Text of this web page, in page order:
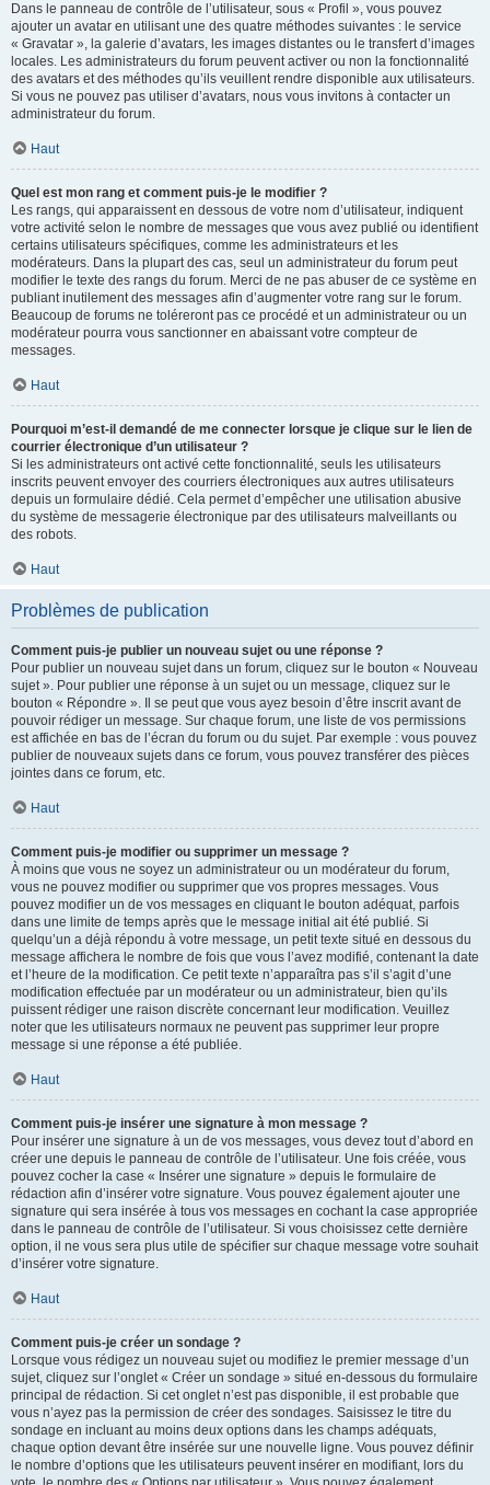
Dans le panneau de contrôle de l’utilisateur, sous « Profil », vous pouvez
ajouter un avatar en utilisant une des quatre méthodes suivantes : le service
« Gravatar », la galerie d’avatars, les images distantes ou le transfert d’images
locales. Les administrateurs du forum peuvent activer ou non la fonctionnalité
des avatars et des méthodes qu’ils veuillent rendre disponible aux utilisateurs.
Si vous ne pouvez pas utiliser d’avatars, nous vous invitons à contacter un
administrateur du forum.
Haut
Quel est mon rang et comment puis-je le modifier ?
Les rangs, qui apparaissent en dessous de votre nom d’utilisateur, indiquent
votre activité selon le nombre de messages que vous avez publié ou identifient
certains utilisateurs spécifiques, comme les administrateurs et les
modérateurs. Dans la plupart des cas, seul un administrateur du forum peut
modifier le texte des rangs du forum. Merci de ne pas abuser de ce système en
publiant inutilement des messages afin d’augmenter votre rang sur le forum.
Beaucoup de forums ne toléreront pas ce procédé et un administrateur ou un
modérateur pourra vous sanctionner en abaissant votre compteur de
messages.
Haut
Pourquoi m’est-il demandé de me connecter lorsque je clique sur le lien de
courrier électronique d’un utilisateur ?
Si les administrateurs ont activé cette fonctionnalité, seuls les utilisateurs
inscrits peuvent envoyer des courriers électroniques aux autres utilisateurs
depuis un formulaire dédié. Cela permet d’empêcher une utilisation abusive
du système de messagerie électronique par des utilisateurs malveillants ou
des robots.
Haut
Problèmes de publication
Comment puis-je publier un nouveau sujet ou une réponse ?
Pour publier un nouveau sujet dans un forum, cliquez sur le bouton « Nouveau
sujet ». Pour publier une réponse à un sujet ou un message, cliquez sur le
bouton « Répondre ». Il se peut que vous ayez besoin d’être inscrit avant de
pouvoir rédiger un message. Sur chaque forum, une liste de vos permissions
est affichée en bas de l’écran du forum ou du sujet. Par exemple : vous pouvez
publier de nouveaux sujets dans ce forum, vous pouvez transférer des pièces
jointes dans ce forum, etc.
Haut
Comment puis-je modifier ou supprimer un message ?
À moins que vous ne soyez un administrateur ou un modérateur du forum,
vous ne pouvez modifier ou supprimer que vos propres messages. Vous
pouvez modifier un de vos messages en cliquant le bouton adéquat, parfois
dans une limite de temps après que le message initial ait été publié. Si
quelqu’un a déjà répondu à votre message, un petit texte situé en dessous du
message affichera le nombre de fois que vous l’avez modifié, contenant la date
et l’heure de la modification. Ce petit texte n’apparaîtra pas s’il s’agit d’une
modification effectuée par un modérateur ou un administrateur, bien qu’ils
puissent rédiger une raison discrète concernant leur modification. Veuillez
noter que les utilisateurs normaux ne peuvent pas supprimer leur propre
message si une réponse a été publiée.
Haut
Comment puis-je insérer une signature à mon message ?
Pour insérer une signature à un de vos messages, vous devez tout d’abord en
créer une depuis le panneau de contrôle de l’utilisateur. Une fois créée, vous
pouvez cocher la case « Insérer une signature » depuis le formulaire de
rédaction afin d’insérer votre signature. Vous pouvez également ajouter une
signature qui sera insérée à tous vos messages en cochant la case appropriée
dans le panneau de contrôle de l’utilisateur. Si vous choisissez cette dernière
option, il ne vous sera plus utile de spécifier sur chaque message votre souhait
d’insérer votre signature.
Haut
Comment puis-je créer un sondage ?
Lorsque vous rédigez un nouveau sujet ou modifiez le premier message d’un
sujet, cliquez sur l’onglet « Créer un sondage » situé en-dessous du formulaire
principal de rédaction. Si cet onglet n’est pas disponible, il est probable que
vous n’ayez pas la permission de créer des sondages. Saisissez le titre du
sondage en incluant au moins deux options dans les champs adéquats,
chaque option devant être insérée sur une nouvelle ligne. Vous pouvez définir
le nombre d’options que les utilisateurs peuvent insérer en modifiant, lors du